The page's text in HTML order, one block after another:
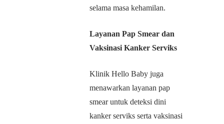
selama masa kehamilan.
Layanan Pap Smear dan
Vaksinasi Kanker Serviks
Klinik Hello Baby juga
menawarkan layanan pap
smear untuk deteksi dini
kanker serviks serta vaksinasi